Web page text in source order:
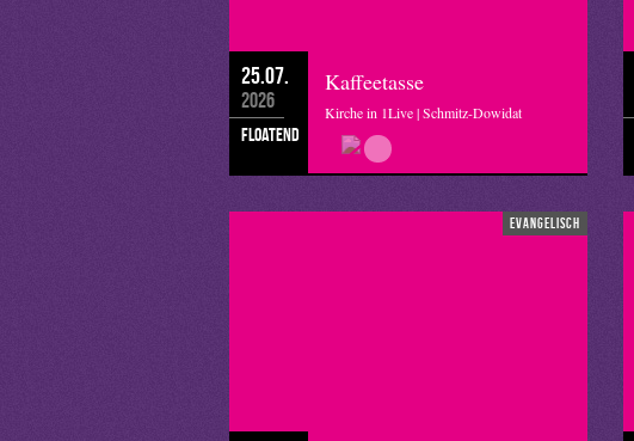
25.07.
2026
floatend
Kaffeetasse
Kirche in 1Live | Schmitz-Dowidat
evangelisch